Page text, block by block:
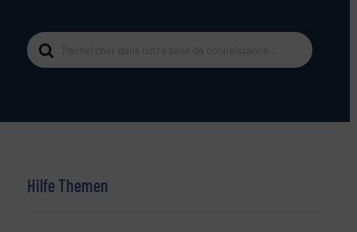
Suche
nach
Hilfe Themen